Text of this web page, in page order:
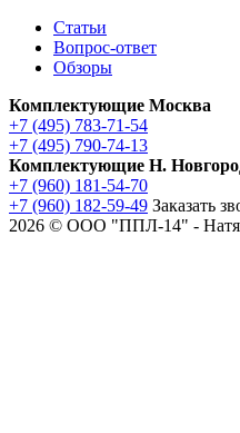
Статьи
Вопрос-ответ
Обзоры
Комплектующие Москва
+7 (495) 783-71-54
+7 (495) 790-74-13
Комплектующие Н.
+7 (960) 181-54-70
+7 (960) 182-59-49 Заказать
2026 © ООО "ППЛ-14" -